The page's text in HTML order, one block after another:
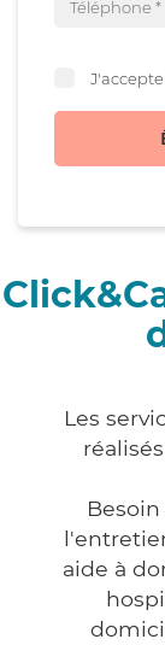
J'accepte
Les
aide à